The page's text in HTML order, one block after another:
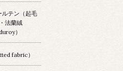
ルテン（起毛
法蘭絨
）
fabric）